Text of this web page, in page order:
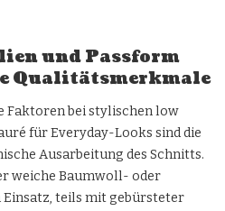
und Passform
Qualitätsmerkmale
Faktoren bei stylischen low
für Everyday-Looks sind die
Ausarbeitung des Schnitts.
weiche Baumwoll- oder
teils mit gebürsteter